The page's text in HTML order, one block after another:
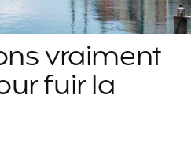
vraiment
fuir la